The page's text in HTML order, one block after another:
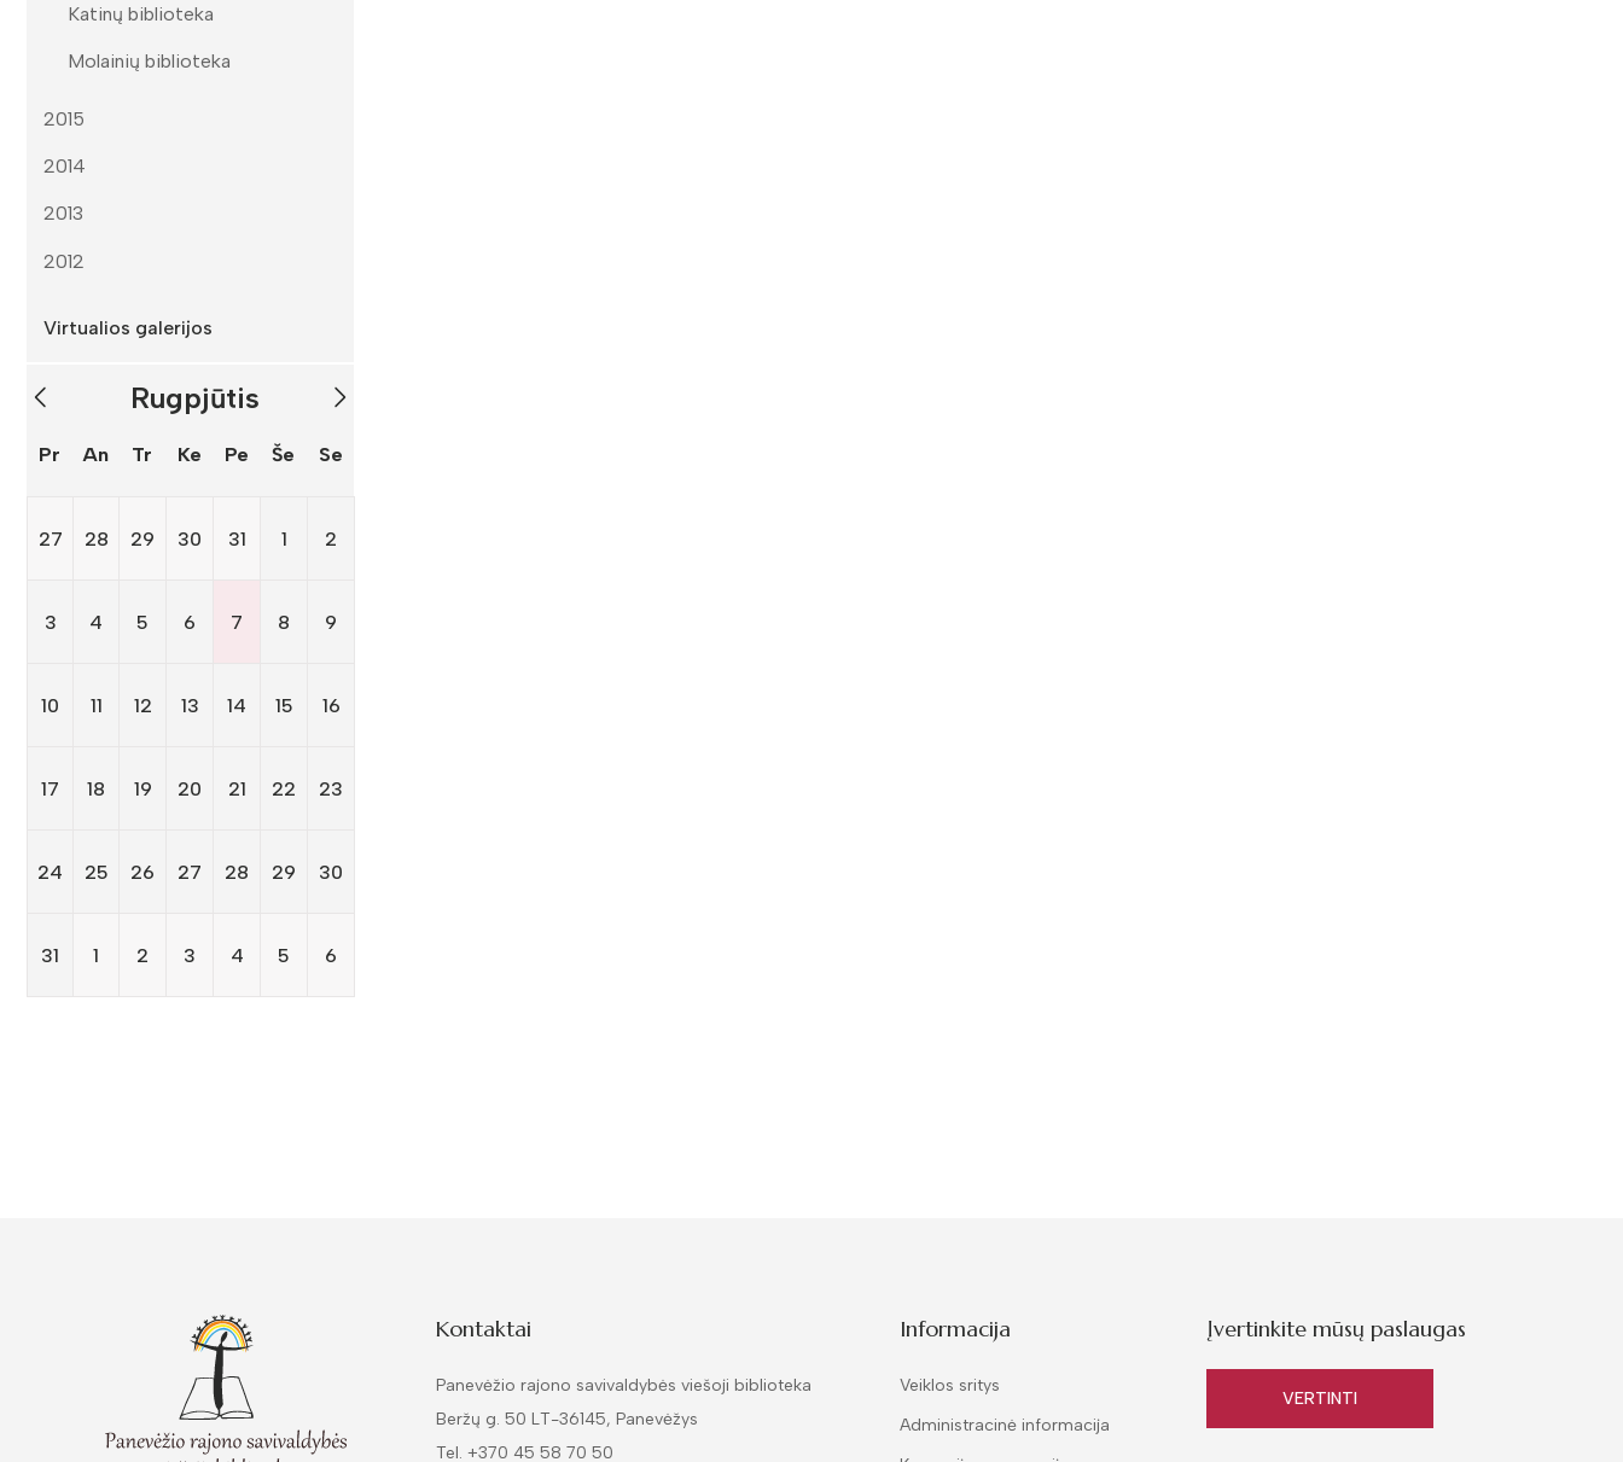
Katinų biblioteka
Molainių biblioteka
2015
2014
2013
2012
Virtualios galerijos
Rugpjūtis
Pr An Tr Ke Pe Še Se
27 28 29 30 31 1 2
3 4 5 6 7 8 9
10 11 12 13 14 15 16
17 18 19 20 21 22 23
24 25 26 27 28 29 30
31 1 2 3 4 5 6
Kontaktai
Panevėžio rajono savivaldybės viešoji biblioteka
Beržų g. 50 LT-36145, Panevėžys
Tel. +370 45 58 70 50
Informacija
Veiklos sritys
Administracinė informacija
Įvertinkite mūsų paslaugas
VERTINTI